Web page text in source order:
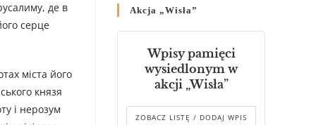
де в
серце
міста його
князя
і нерозум
днях 2-12 липня 2024 р.”
Декрет єпископів
Перемисько-Варшавської
Митрополії стосовно
звершування Божественної
літургії
Akcja „Wisła”
Wpisy pamięci
wysiedlonym w
akcji „Wisła”
ZOBACZ LISTĘ / DODAJ WPIS